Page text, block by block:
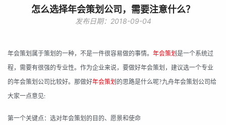
怎么选择年会策划公司，需要注意什么？
发布日期：2018-09-04
年会策划属于策划的一种，不是一件很容易做的事情。 年会策划 是一个系统过
程，需要有很强的专业性。作为企业来说，要做好年会策划，建议选一个专业
的年会策划公司比较好。那做好年会策划 的思路是什么呢?九舟年会策划 公司给
大家一点意见:
第一个关键点：选对年会策划的目的、愿景和使命